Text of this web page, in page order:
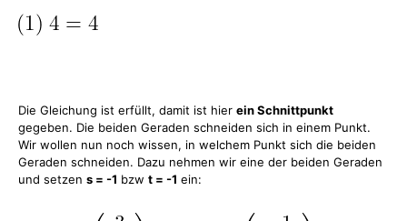
Die Gleichung ist erfüllt, damit ist hier ein Schnittpunkt
gegeben. Die beiden Geraden schneiden sich in einem Punkt.
Wir wollen nun noch wissen, in welchem Punkt sich die beiden
Geraden schneiden. Dazu nehmen wir eine der beiden Geraden
und setzen s = -1 bzw t = -1 ein: